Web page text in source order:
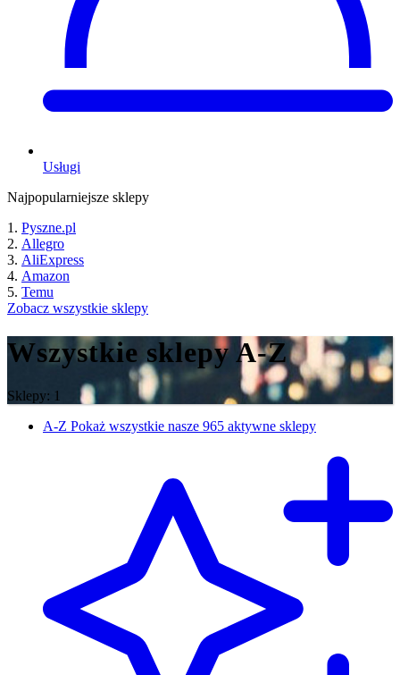
Usługi
Najpopularniejsze sklepy
Pyszne.pl
Allegro
AliExpress
Amazon
Temu
Zobacz wszystkie sklepy
Wszystkie sklepy A-Z
Sklepy: 1
A-Z Pokaż wszystkie nasze 965 aktywne sklepy